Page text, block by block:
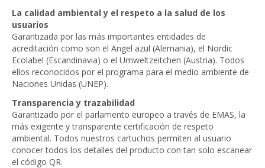
La calidad ambiental y el respeto a la salud de los
usuarios
Garantizada por las más importantes entidades de
acreditación como son el Angel azul (Alemania), el Nordic
Ecolabel (Escandinavia) o el Umweltzeitchen (Austria). Todos
ellos reconocidos por el programa para el medio ambiente de
Naciones Unidas (UNEP).
Transparencia y trazabilidad
Garantizado por el parlamento europeo a través de EMAS, la
más exigente y transparente certificación de respeto
ambiental. Todos nuestros cartuchos permiten al usuario
conocer todos los detalles del producto con tan solo escanear
el código QR.